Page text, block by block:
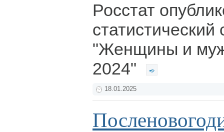
Росстат
статистический
"Женщины и
2024"
18.01.2025